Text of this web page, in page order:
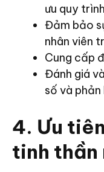
ưu quy
Đảm bảo
nhân viên
Cung cấp
Đánh giá
số và phản
4. Ưu
tinh thần